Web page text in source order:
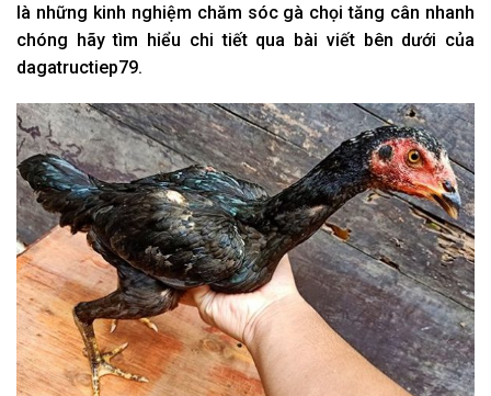
là những kinh nghiệm chăm sóc gà chọi tăng cân nhanh
chóng hãy tìm hiểu chi tiết qua bài viết bên dưới của
dagatructiep79.